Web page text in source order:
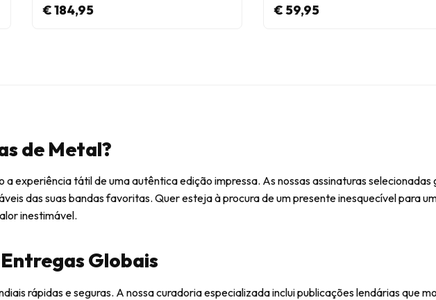
€ 184,95 € 59,95
de Metal?
a experiência tátil de uma autêntica edição impressa. As nossas assinaturas
das suas bandas favoritas. Quer esteja à procura de um presente inesquecível para
inestimável.
Globais
rápidas e seguras. A nossa curadoria especializada inclui publicações lendárias que